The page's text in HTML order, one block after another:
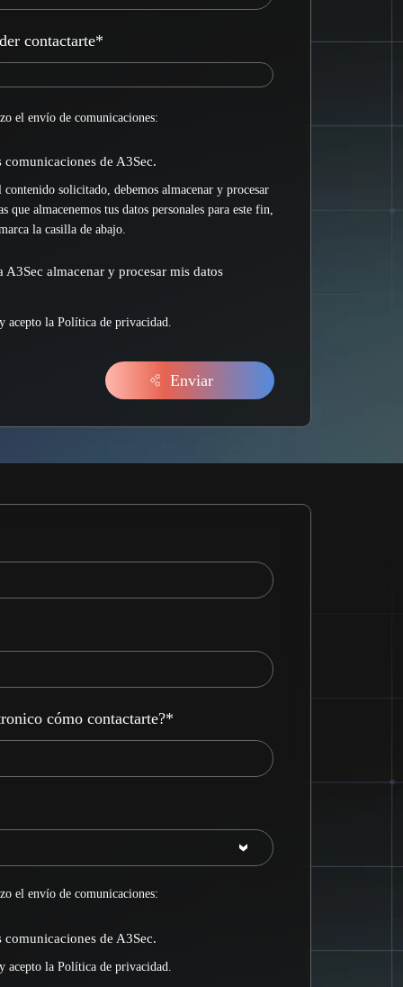
contactarte*
el envío de comunicaciones:
de A3Sec.
solicitado, debemos almacenar y procesar
que almacenemos tus datos personales para este fin,
la casilla de abajo.
A3Sec almacenar y procesar mis datos
acepto laPolítica de privacidad
cómo contactarte?*
el envío de comunicaciones:
de A3Sec.
acepto laPolítica de privacidad